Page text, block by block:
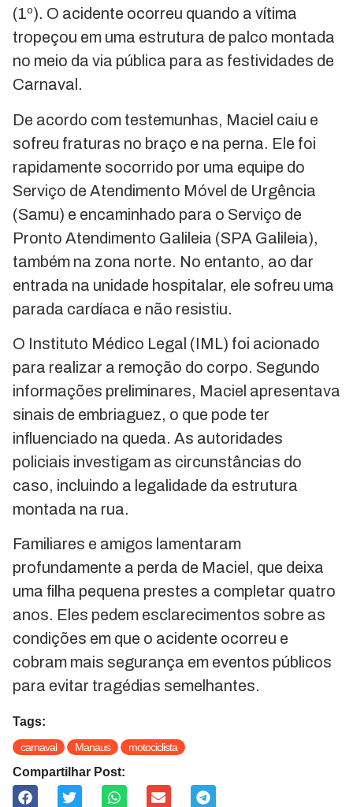
(1º). O acidente ocorreu quando a vítima
tropeçou em uma estrutura de palco montada
no meio da via pública para as festividades de
Carnaval.
De acordo com testemunhas, Maciel caiu e
sofreu fraturas no braço e na perna. Ele foi
rapidamente socorrido por uma equipe do
Serviço de Atendimento Móvel de Urgência
(Samu) e encaminhado para o Serviço de
Pronto Atendimento Galileia (SPA Galileia),
também na zona norte. No entanto, ao dar
entrada na unidade hospitalar, ele sofreu uma
parada cardíaca e não resistiu.
O Instituto Médico Legal (IML) foi acionado
para realizar a remoção do corpo. Segundo
informações preliminares, Maciel apresentava
sinais de embriaguez, o que pode ter
influenciado na queda. As autoridades
policiais investigam as circunstâncias do
caso, incluindo a legalidade da estrutura
montada na rua.
Familiares e amigos lamentaram
profundamente a perda de Maciel, que deixa
uma filha pequena prestes a completar quatro
anos. Eles pedem esclarecimentos sobre as
condições em que o acidente ocorreu e
cobram mais segurança em eventos públicos
para evitar tragédias semelhantes.
Tags:
carnaval Manaus motociclista
Compartilhar Post: